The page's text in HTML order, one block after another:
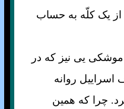
از يک کلّه به حساب
يی نيز که در
اسراييل روانه
چرا که همين